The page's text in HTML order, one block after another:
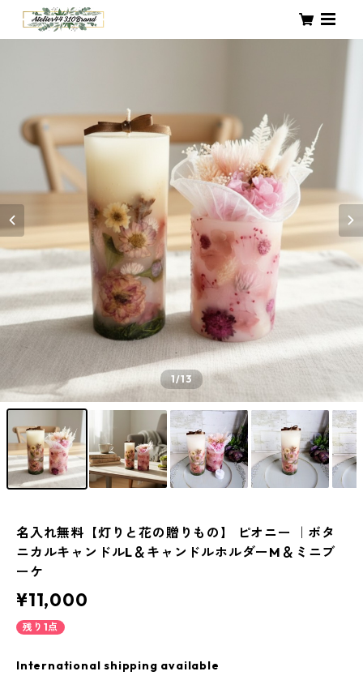
1/13
名入れ無料【灯りと花の贈りもの】 ピオニー ｜ボタ
ニカルキャンドルL＆キャンドルホルダーM＆ミニブ
ーケ
¥11,000
残り1点
International shipping available